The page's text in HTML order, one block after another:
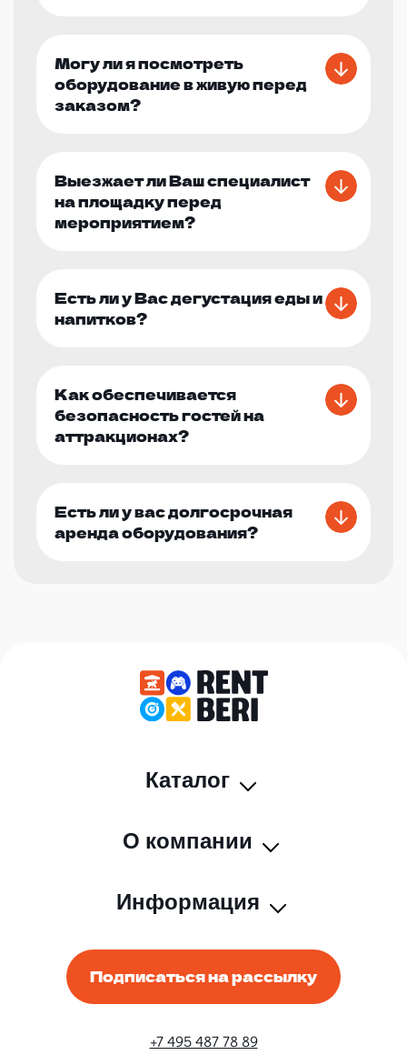
Могу ли я посмотреть
оборудование в живую перед
заказом?
Выезжает ли Ваш специалист
на площадку перед
мероприятием?
Есть ли у Вас дегустация еды и
напитков?
Как обеспечивается
безопасность гостей на
аттракционах?
Есть ли у вас долгосрочная
аренда оборудования?
Каталог
О компании
Информация
Подписаться на рассылку
+7 495 487 78 89